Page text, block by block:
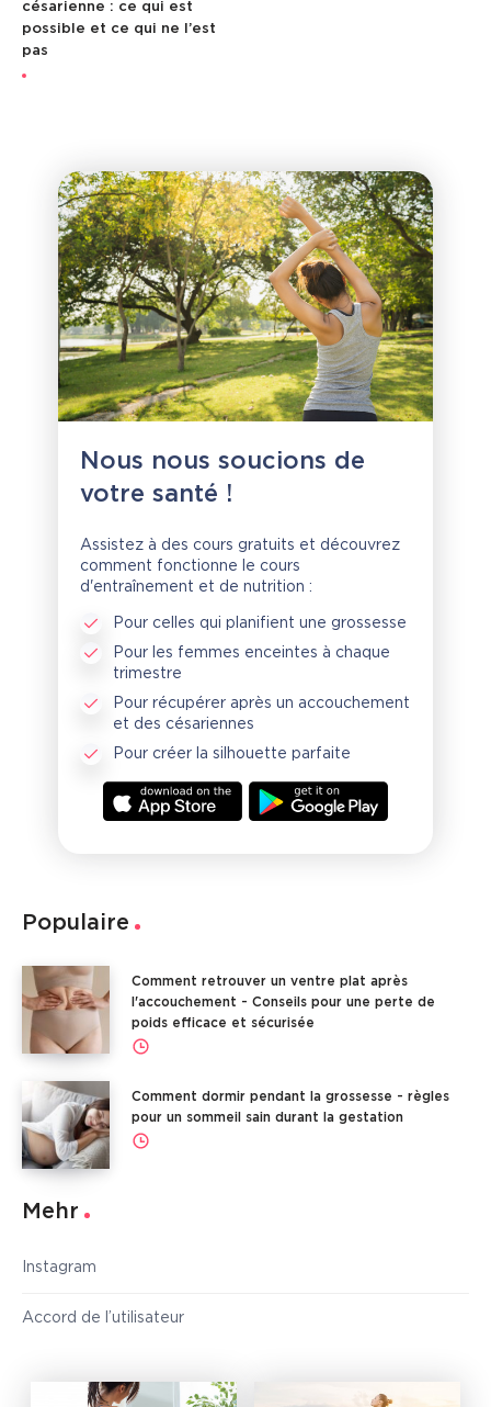
césarienne : ce qui est
possible et ce qui ne l’est
pas
Nous nous soucions de
votre santé !
Assistez à des cours gratuits et découvrez
comment fonctionne le cours
d'entraînement et de nutrition :
Pour celles qui planifient une grossesse
Pour les femmes enceintes à chaque
trimestre
Pour récupérer après un accouchement
et des césariennes
Pour créer la silhouette parfaite
Populaire
Comment retrouver un ventre plat après
l'accouchement - Conseils pour une perte de
poids efficace et sécurisée
Comment dormir pendant la grossesse - règles
pour un sommeil sain durant la gestation
Mehr
Instagram
Accord de l’utilisateur